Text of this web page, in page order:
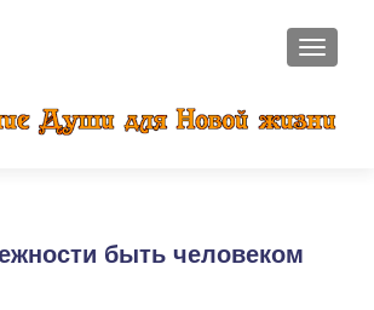
быть человеком